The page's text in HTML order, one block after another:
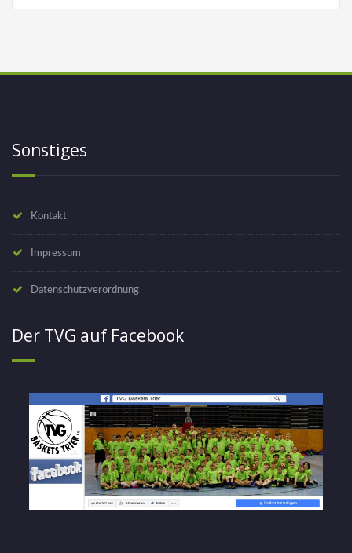
Sonstiges
Kontakt
Impressum
Datenschutzverordnung
Der TVG auf Facebook